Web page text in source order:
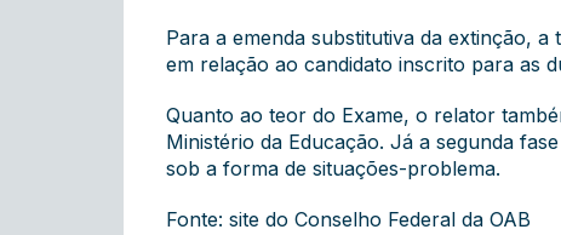
Para a emenda substitutiva da extinção,
em relação ao candidato inscrito para as
Quanto ao teor do Exame, o relator
Ministério da Educação. Já a segunda
sob a forma de situações-problema.
Fonte: site do Conselho Federal da OAB